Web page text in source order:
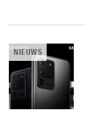
NIEUWS